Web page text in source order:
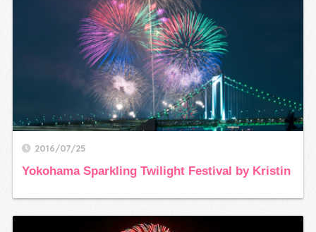
2016/07/25
Yokohama Sparkling Twilight Festival by Kristin